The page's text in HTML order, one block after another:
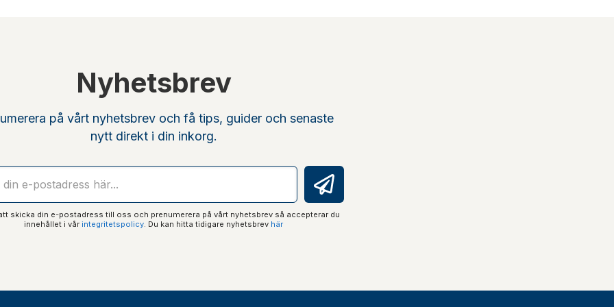
Nyhetsbrev
på vårt nyhetsbrev och få tips, guider och senaste
nytt direkt i din inkorg.
skicka din e-postadress till oss och prenumerera på vårt nyhetsbrev så accepterar du
innehållet i vår integritetspolicy . Du kan hitta tidigare nyhetsbrev här